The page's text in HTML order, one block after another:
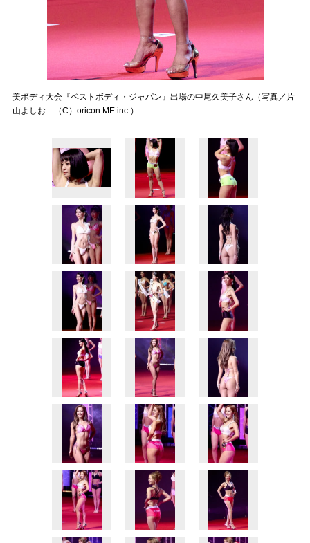
美ボディ大会『ベストボディ・ジャパン』出場の中尾久美子さん（写真／片
山よしお （C）oricon ME inc.）